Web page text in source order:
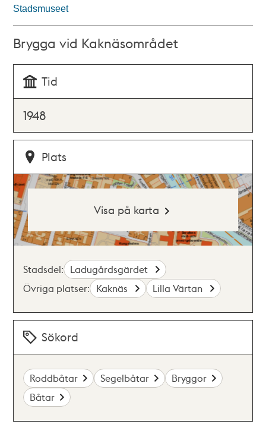
Stadsmuseet
Brygga vid Kaknäsområdet
Tid
1948
Plats
Visa på karta
Stadsdel: Ladugårdsgärdet
Övriga platser: Kaknäs Lilla Värtan
Sökord
Roddbåtar Segelbåtar
Bryggor
Båtar